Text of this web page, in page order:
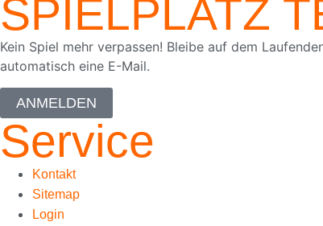
SPIELPLATZ
Kein Spiel mehr verpassen! Bleibe auf dem
automatisch eine E-Mail.
ANMELDEN
Service
Kontakt
Sitemap
Login